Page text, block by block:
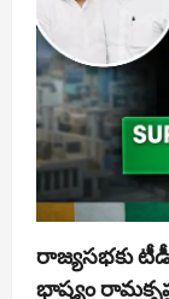
రాజ్యసభకు
భాష్యం